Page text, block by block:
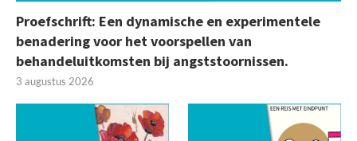
Proefschrift: Een dynamische en experimentele
benadering voor het voorspellen van
behandeluitkomsten bij angststoornissen.
3 augustus 2026